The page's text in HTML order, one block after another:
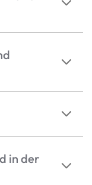
in der